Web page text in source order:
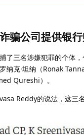
骗公司提供银
了三名涉嫌犯罪的个体
纳克·坦纳（Ronak
Qureshi）。
Reddy的说法，这三